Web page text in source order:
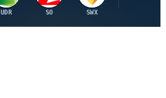
UDR SO SWX